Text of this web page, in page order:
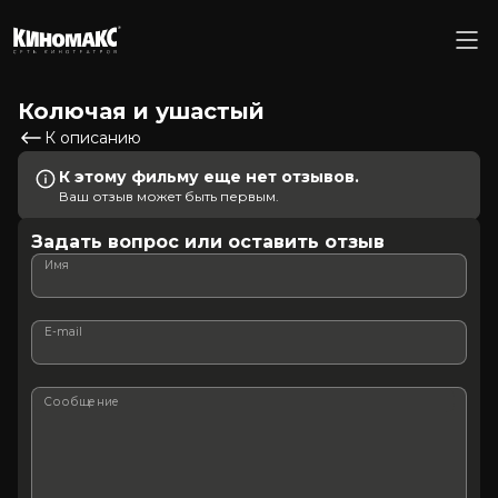
Колючая и ушастый
К описанию
К этому фильму еще нет отзывов.
Ваш отзыв может быть первым.
Задать вопрос или оставить отзыв
Имя
E-mail
Сообщение